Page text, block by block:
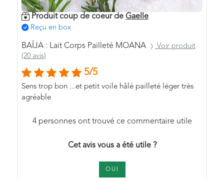
Produit coup de coeur de Gaelle
Reçu en box
BAÏJA : Lait Corps Pailleté MOANA
Voir produit
(20 avis)
5/5
Sens trop bon ...et petit voile hâlé pailleté léger très
agréable
4personnes ont trouvé ce commentaire utile
Cet avis vous a été utile ?
OUI